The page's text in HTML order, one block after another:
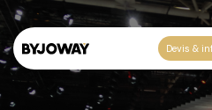
Devis &